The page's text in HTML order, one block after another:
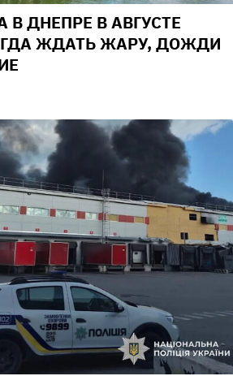
В ДНЕПРЕ В АВГУСТЕ
ЖДАТЬ ЖАРУ, ДОЖДИ